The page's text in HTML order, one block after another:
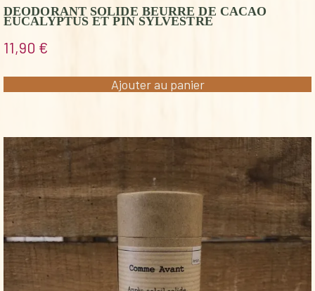
DEODORANT SOLIDE BEURRE DE CACAO
EUCALYPTUS ET PIN SYLVESTRE
11,90 €
Ajouter au panier